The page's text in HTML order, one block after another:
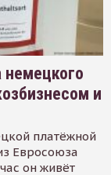
и
платёжной
Евросоюза
он живёт